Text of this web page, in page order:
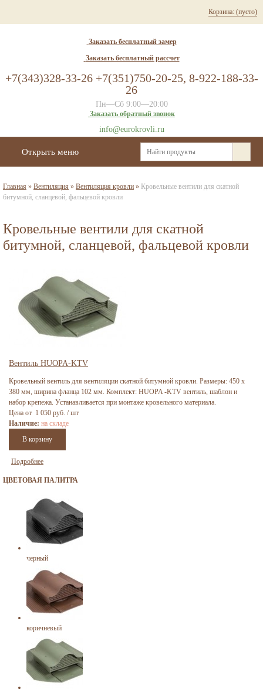
Корзина: (пусто)
Заказать бесплатный замер
Заказать бесплатный рассчет
+7(343)328-33-26 +7(351)750-20-25, 8-922-188-33-
26
Пн—Сб 9:00—20:00
Заказать обратный звонок
info@eurokrovli.ru
Открыть меню
Главная » Вентиляция » Вентиляция кровли » Кровельные вентили для скатной
битумной, сланцевой, фальцевой кровли
Кровельные вентили для скатной
битумной, сланцевой, фальцевой кровли
Вентиль HUOPA-KTV
Кровельный вентиль для вентиляции скатной битумной кровли. Размеры: 450 х
380 мм, ширина фланца 102 мм. Комплект: HUOPA -KTV вентиль, шаблон и
набор крепежа. Устанавливается при монтаже кровельного материала.
Цена от 1 050 руб. / шт
Наличие: на складе
Подробнее
ЦВЕТОВАЯ ПАЛИТРА
черный
коричневый